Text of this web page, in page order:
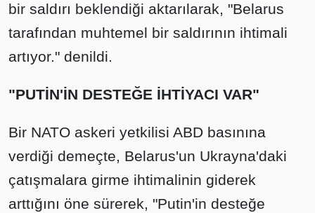
bir saldırı beklendiği aktarılarak, "Belarus
tarafından muhtemel bir saldırının ihtimali
artıyor." denildi.
"PUTİN'İN DESTEĞE İHTİYACI VAR"
Bir NATO askeri yetkilisi ABD basınına
verdiği demeçte, Belarus'un Ukrayna'daki
çatışmalara girme ihtimalinin giderek
arttığını öne sürerek, "Putin'in desteğe